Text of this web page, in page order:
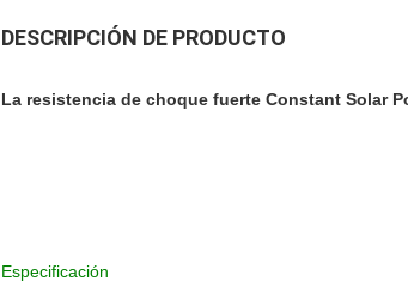
DESCRIPCIÓN DE PRODUCTO
La resistencia de choque fuerte Constant Solar
Especificación